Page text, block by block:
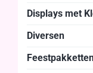
Displays met
Diversen